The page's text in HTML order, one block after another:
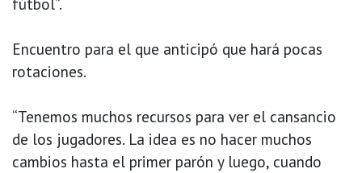
Encuentro para el que anticipó que hará pocas
rotaciones.
“Tenemos muchos recursos para ver el cansancio
de los jugadores. La idea es no hacer muchos
cambios hasta el primer parón y luego, cuando